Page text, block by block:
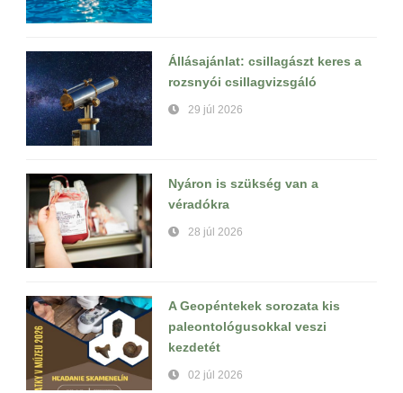
Állásajánlat: csillagászt keres a
rozsnyói csillagvizsgáló
29 júl 2026
Nyáron is szükség van a
véradókra
28 júl 2026
A Geopéntekek sorozata kis
paleontológusokkal veszi
kezdetét
02 júl 2026